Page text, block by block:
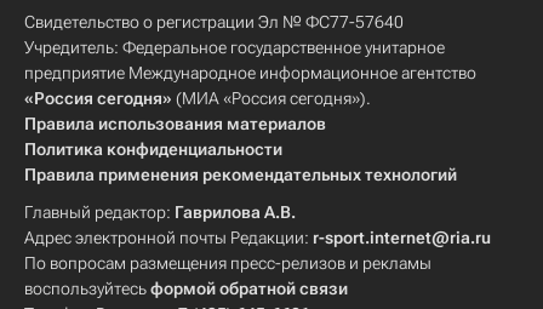
Свидетельство о регистрации Эл № ФС77-57640
Учредитель: Федеральное государственное унитарное
предприятие Международное информационное агентство
«Россия сегодня» (МИА «Россия сегодня»).
Правила использования материалов
Политика конфиденциальности
Правила применения рекомендательных технологий
Главный редактор: Гаврилова А.В.
Адрес электронной почты Редакции: r-sport.internet@ria.ru
По вопросам размещения пресс-релизов и рекламы
воспользуйтесьформой обратной связи